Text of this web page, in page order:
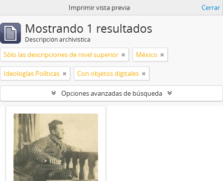
Imprimir vista previa Cerrar
Mostrando 1 resultados
Descripción archivística
Sólo las descripciones de nivel superior México
Ideologías Políticas Con objetos digitales
Opciones avanzadas de búsqueda